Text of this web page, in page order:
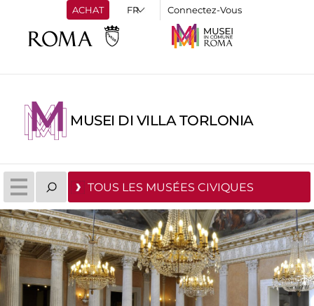
ACHAT Connectez-Vous
MUSEI DI VILLA TORLONIA
TOUS LES MUSÉES CIVIQUES